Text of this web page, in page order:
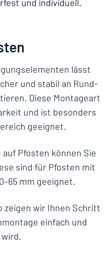
und individuell.
lässt
und stabil an Rund-
Diese Montageart
und ist besonders
geeignet.
Pfosten können Sie
sind für Pfosten mit
mm geeignet.
zeigen wir Ihnen Schritt
einfach und